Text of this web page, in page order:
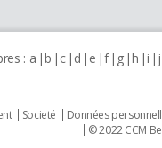
: a b c d e f g h i j
Societé Données
© 2022 CCM